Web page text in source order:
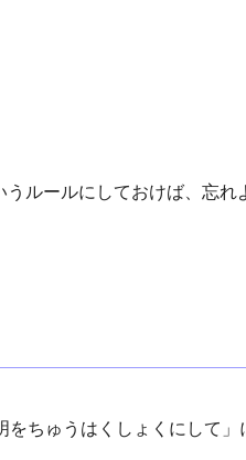
ルールにしておけば、忘れ
ちゅうはくしょくにして」